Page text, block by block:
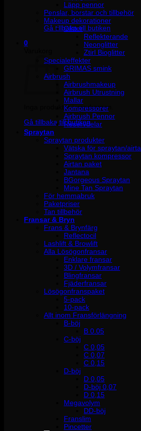
Inga produkter i varukorgen.
Gå tillbaka till butiken
0
Inga produkter i varukorgen.
Gå tillbaka till butiken
Läpp pennor
Penslar, borstar och tillbehör
Makeup dekorationer
Glitter
Reflekterande
Neonglitter
Ztirl Bioglitter
Specialeffekter
GRIMAS smink
Airbrush
Airbrushmakeup
Airbrush Utrustning
Mallar
Kompressorer
Airbrush Pennor
Reservdelar
Spraytan
Spraytan produkter
Vätska för spraytan/
Spraytan kompressor
Airtan paket
Jantana
BGorgeous Spraytan
Mine Tan Spraytan
För hemmabruk
Paketpriser
Tan tillbehör
Fransar & Bryn
Frans & Brynfärg
Reflectocil
Lashlift & Browlift
Alla Lösögonfransar
Enklare fransar
3D / Volymfransar
Blingfransar
Fjäderfransar
Lösögonfranspaket
5-pack
10-pack
Allt inom Fransförlängning
B-böj
B 0.05
C-böj
C 0,05
C 0,07
C 0,15
D-böj
D 0,05
D-böj 0,07
D 0,15
Megavolym
DD-böj
Franslim
Pincetter